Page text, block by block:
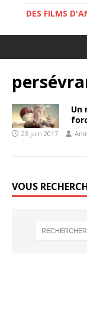
DES FILMS
Un
23 juin 2017
VOUS